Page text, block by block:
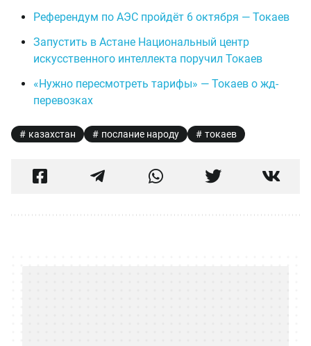
Референдум по АЭС пройдёт 6 октября — Токаев
Запустить в Астане Национальный центр
искусственного интеллекта поручил Токаев
«Нужно пересмотреть тарифы» — Токаев о жд-
перевозках
казахстан послание народу токаев